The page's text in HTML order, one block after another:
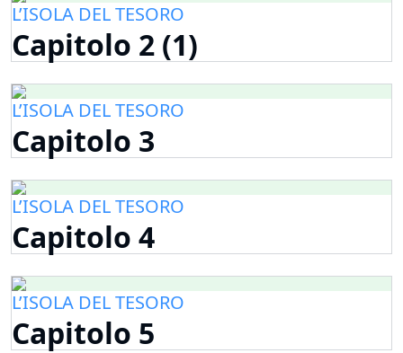
L’ISOLA DEL TESORO
Capitolo 2 (1)
L’ISOLA DEL TESORO
Capitolo 3
L’ISOLA DEL TESORO
Capitolo 4
L’ISOLA DEL TESORO
Capitolo 5